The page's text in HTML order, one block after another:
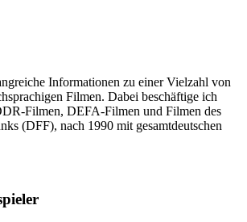
Informationen zu einer Vielzahl von
Filmen. Dabei beschäftige ich
Filmen, DEFA-Filmen und Filmen des
(DFF), nach 1990 mit gesamtdeutschen